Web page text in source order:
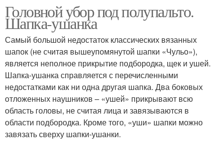
Головной убор под полупальто.
Шапка-ушанка
Самый большой недостаток классических вязанных
шапок (не считая вышеупомянутой шапки «Чульо»),
является неполное прикрытие подбородка, щек и ушей.
Шапка-ушанка справляется с перечисленными
недостатками как ни одна другая шапка. Два боковых
отложенных наушников – «ушей» прикрывают всю
область головы, не считая лица и завязываются в
области подбородка. Кроме того, «уши» шапки можно
завязать сверху шапки-ушанки.